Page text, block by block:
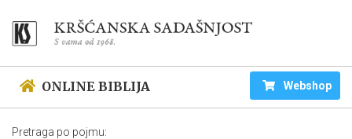
ONLINE BIBLIJA Webshop
Pretraga po pojmu: